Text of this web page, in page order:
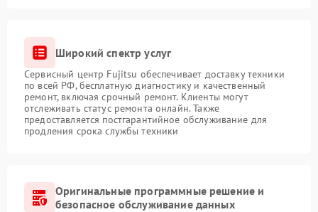
Широкий спектр услуг
Сервисный центр Fujitsu обеспечивает доставку техники
по всей РФ, бесплатную диагностику и качественный
ремонт, включая срочный ремонт. Клиенты могут
отслеживать статус ремонта онлайн. Также
предоставляется постгарантийное обслуживание для
продления срока службы техники
Оригинальные программные решение и
безопасное обслуживание данных